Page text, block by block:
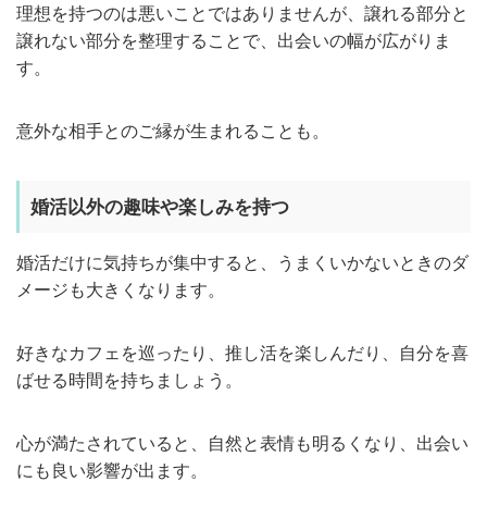
理想を持つのは悪いことではありませんが、譲れる部分と
譲れない部分を整理することで、出会いの幅が広がりま
す。
意外な相手とのご縁が生まれることも。
婚活以外の趣味や楽しみを持つ
婚活だけに気持ちが集中すると、うまくいかないときのダ
メージも大きくなります。
好きなカフェを巡ったり、推し活を楽しんだり、自分を喜
ばせる時間を持ちましょう。
心が満たされていると、自然と表情も明るくなり、出会い
にも良い影響が出ます。